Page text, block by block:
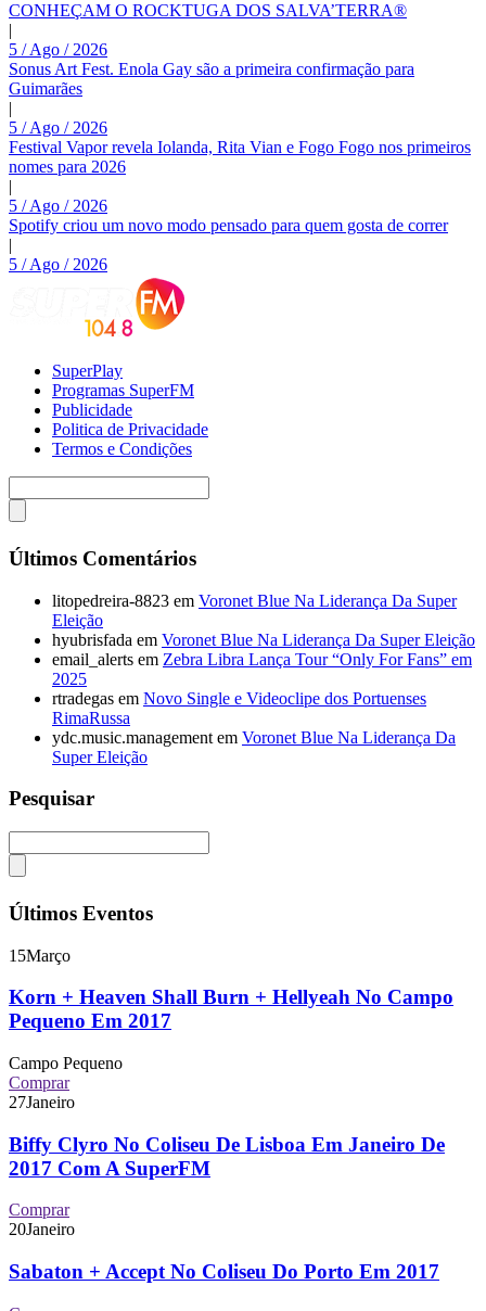
CONHEÇAM O ROCKTUGA DOS SALVA’TERRA®
|
5 / Ago / 2026
Sonus Art Fest. Enola Gay são a primeira confirmação para
Guimarães
|
5 / Ago / 2026
Festival Vapor revela Iolanda, Rita Vian e Fogo Fogo nos primeiros
nomes para 2026
|
5 / Ago / 2026
Spotify criou um novo modo pensado para quem gosta de correr
|
5 / Ago / 2026
SuperPlay
Programas SuperFM
Publicidade
Politica de Privacidade
Termos e Condições
Últimos Comentários
litopedreira-8823 em Voronet Blue Na Liderança Da Super
Eleição
hyubrisfada em Voronet Blue Na Liderança Da Super Eleição
email_alerts em Zebra Libra Lança Tour “Only For Fans” em
2025
rtradegas em Novo Single e Videoclipe dos Portuenses
RimaRussa
ydc.music.management em Voronet Blue Na Liderança Da
Super Eleição
Pesquisar
Últimos Eventos
15Março
Korn + Heaven Shall Burn + Hellyeah No Campo
Pequeno Em 2017
Campo Pequeno
Comprar
27Janeiro
Biffy Clyro No Coliseu De Lisboa Em Janeiro De
2017 Com A SuperFM
Comprar
20Janeiro
Sabaton + Accept No Coliseu Do Porto Em 2017